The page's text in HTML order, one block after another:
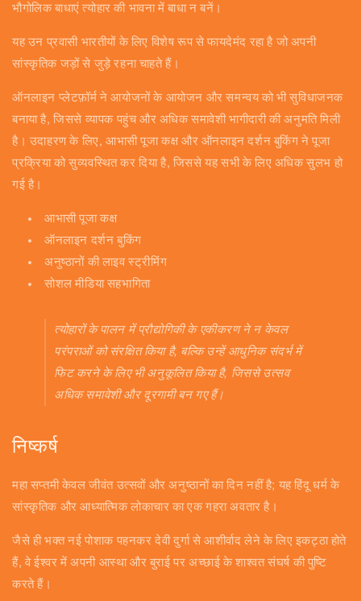
भौगोलिक बाधाएं त्योहार की भावना में बाधा न बनें।
यह उन प्रवासी भारतीयों के लिए विशेष रूप से फायदेमंद रहा है जो अपनी
सांस्कृतिक जड़ों से जुड़े रहना चाहते हैं।
ऑनलाइन प्लेटफ़ॉर्म ने आयोजनों के आयोजन और समन्वय को भी सुविधाजनक
बनाया है, जिससे व्यापक पहुंच और अधिक समावेशी भागीदारी की अनुमति मिली
है। उदाहरण के लिए, आभासी पूजा कक्ष और ऑनलाइन दर्शन बुकिंग ने पूजा
प्रक्रिया को सुव्यवस्थित कर दिया है, जिससे यह सभी के लिए अधिक सुलभ हो
गई है।
आभासी पूजा कक्ष
ऑनलाइन दर्शन बुकिंग
अनुष्ठानों की लाइव स्ट्रीमिंग
सोशल मीडिया सहभागिता
त्योहारों के पालन में प्रौद्योगिकी के एकीकरण ने न केवल
परंपराओं को संरक्षित किया है, बल्कि उन्हें आधुनिक संदर्भ में
फिट करने के लिए भी अनुकूलित किया है, जिससे उत्सव
अधिक समावेशी और दूरगामी बन गए हैं।
निष्कर्ष
महा सप्तमी केवल जीवंत उत्सवों और अनुष्ठानों का दिन नहीं है; यह हिंदू धर्म के
सांस्कृतिक और आध्यात्मिक लोकाचार का एक गहरा अवतार है।
जैसे ही भक्त नई पोशाक पहनकर देवी दुर्गा से आशीर्वाद लेने के लिए इकट्ठा होते
हैं, वे ईश्वर में अपनी आस्था और बुराई पर अच्छाई के शाश्वत संघर्ष की पुष्टि
करते हैं।